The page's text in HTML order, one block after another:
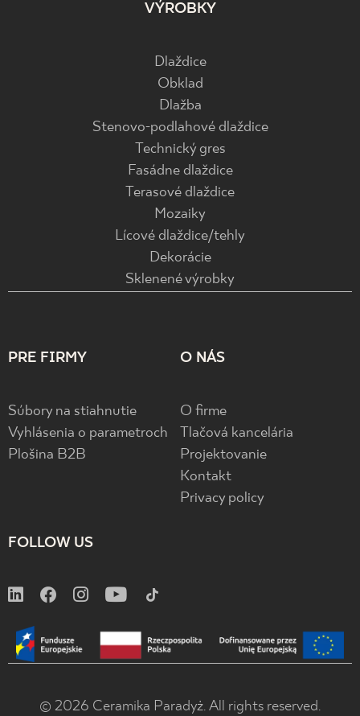
VÝROBKY
Dlaždice
Obklad
Dlažba
Stenovo-podlahové dlaždice
Technický gres
Fasádne dlaždice
Terasové dlaždice
Mozaiky
Lícové dlaždice/tehly
Dekorácie
Sklenené výrobky
PRE FIRMY
Súbory na stiahnutie
Vyhlásenia o parametroch
Plošina B2B
O NÁS
O firme
Tlačová kancelária
Projektovanie
Kontakt
Privacy policy
FOLLOW US
© 2026 Ceramika Paradyż. All rights reserved.